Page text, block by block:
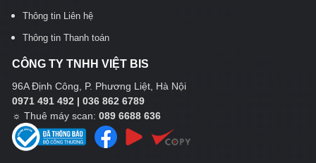
Thông tin Liên hệ
Thông tin Thanh toán
CÔNG TY TNHH VIỆT BIS
96A Định Công, P. Phương Liệt, Hà Nội
0971 491 492 | 036 862 6789
☼ Thuê máy scan: 089 6688 636